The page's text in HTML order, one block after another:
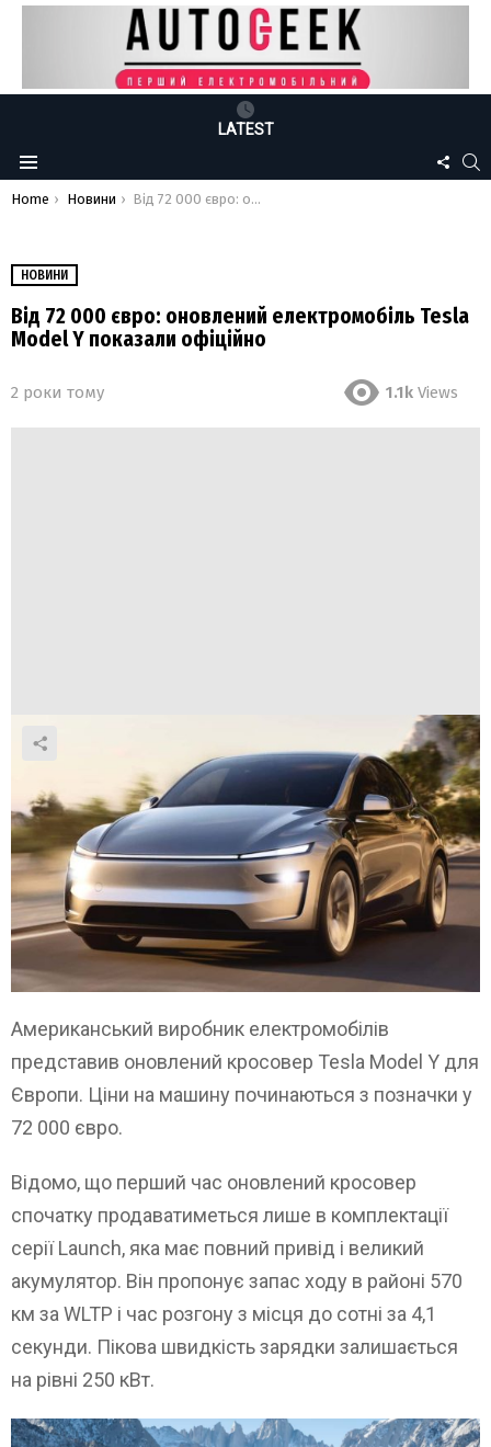
LATEST
Menu
US
You are here:
Home Новини Від 72 000 євро: оновлений електромобіль Tesla Model Y показали офіційно
НОВИНИ
Від 72 000 євро: оновлений електромобіль Tesla
Model Y показали офіційно
2 роки тому 1.1k Views
Американський виробник електромобілів
представив оновлений кросовер Tesla Model Y для
Європи. Ціни на машину починаються з позначки у
72 000 євро.
Відомо, що перший час оновлений кросовер
спочатку продаватиметься лише в комплектації
серії Launch, яка має повний привід і великий
акумулятор. Він пропонує запас ходу в районі 570
км за WLTP і час розгону з місця до сотні за 4,1
секунди. Пікова швидкість зарядки залишається
на рівні 250 кВт.